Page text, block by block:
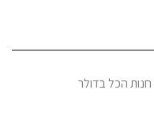
חנות הכל בדולר